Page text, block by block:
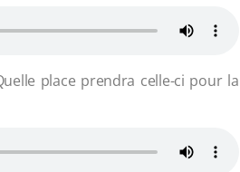
place prendra celle-ci pour la